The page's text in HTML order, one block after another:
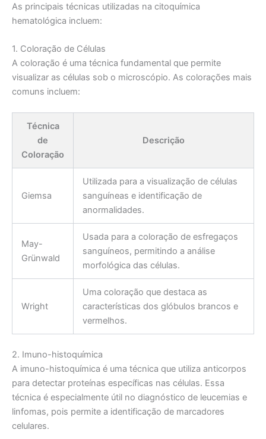
As principais técnicas utilizadas na citoquímica
hematológica incluem:
1. Coloração de Células
A coloração é uma técnica fundamental que permite
visualizar as células sob o microscópio. As colorações mais
comuns incluem:
Técnica
de
Coloração
Descrição
Giemsa
Utilizada para a visualização de células
sanguíneas e identificação de
anormalidades.
May-
Grünwald
Usada para a coloração de esfregaços
sanguíneos, permitindo a análise
morfológica das células.
Wright
Uma coloração que destaca as
características dos glóbulos brancos e
vermelhos.
2. Imuno-histoquímica
A imuno-histoquímica é uma técnica que utiliza anticorpos
para detectar proteínas específicas nas células. Essa
técnica é especialmente útil no diagnóstico de leucemias e
linfomas, pois permite a identificação de marcadores
celulares.